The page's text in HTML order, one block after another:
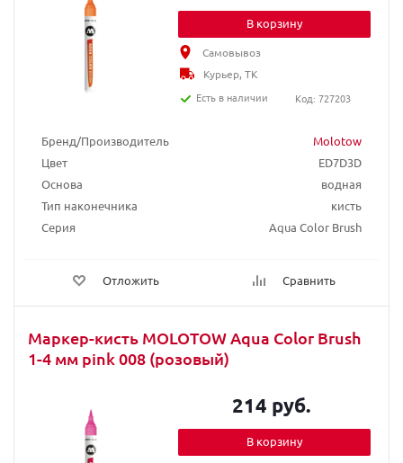
Бренд/Производитель
Molotow
Цвет
ED7D3D
Основа
водная
Тип наконечника
кисть
Серия
Aqua Color Brush
Отложить Сравнить
В корзину
Самовывоз
Курьер, ТК
Есть в наличии
Код: 727203
Маркер-кисть MOLOTOW Aqua Color Brush
1-4 мм pink 008 (розовый)
214 руб.
В корзину